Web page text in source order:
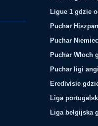
Ligue 1 gdzie
Puchar
Puchar
Puchar Włoch
Puchar ligi
Eredivisie
Liga
Liga belgijska